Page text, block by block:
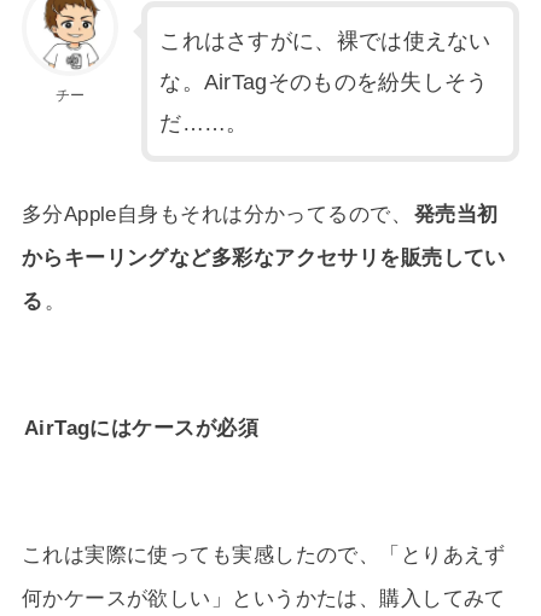
チー
これはさすがに、裸では使えない
な。AirTagそのものを紛失しそう
だ……。
多分Apple自身もそれは分かってるので、
発売当初
からキーリングなど多彩なアクセサリを販売してい
る 。
AirTagにはケースが必須
これは実際に使っても実感したので、「とりあえず
何かケースが欲しい」というかたは、購入してみて